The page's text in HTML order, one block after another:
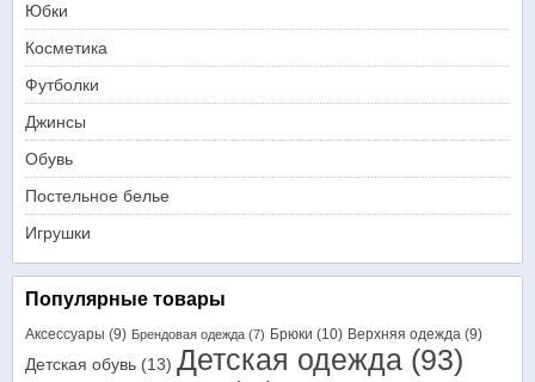
Юбки
Косметика
Футболки
Джинсы
Обувь
Постельное белье
Игрушки
Популярные товары
Аксессуары (9) Брендовая одежда (7) Брюки (10) Верхняя одежда (9)
Детская обувь (13) Детская одежда (93)